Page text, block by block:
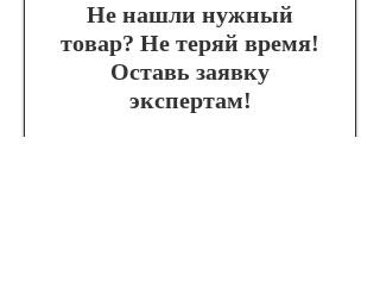
Не нашли нужный
товар? Не теряй время!
Оставь заявку
экспертам!